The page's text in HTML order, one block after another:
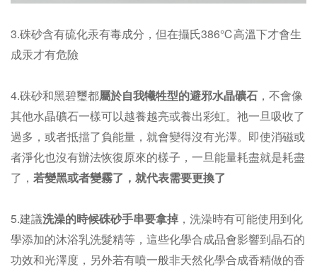
3.硃砂含有硫化汞有毒成分，但在攝氏386℃高溫下才會生
成汞才有危險
4.硃砂和黑碧璽都屬於自我犧牲型的避邪水晶礦石 ，不會像
其他水晶礦石一樣可以越養越亮或養出彩虹。祂一旦吸收了
過多，或者抵擋了負能量，就會變得沒有光澤。即使消磁或
者淨化也沒有辦法恢復原來的樣子，一旦能量耗盡就是耗盡
了， 若變黑或者變霧了，就代表需要更換了
5.建議洗澡的時候硃砂手串要拿掉 ，洗澡時有可能使用到化
學添加的沐浴乳洗髮精等，這些化學合成品會影響到晶石的
功效和光澤度，另外若有噴一般非天然化學合成香精做的香